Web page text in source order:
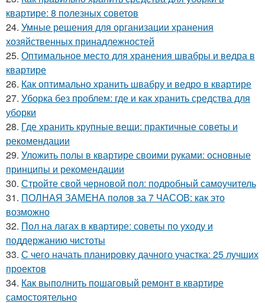
квартире: 8 полезных советов
24. Умные решения для организации хранения
хозяйственных принадлежностей
25. Оптимальное место для хранения швабры и ведра в
квартире
26. Как оптимально хранить швабру и ведро в квартире
27. Уборка без проблем: где и как хранить средства для
уборки
28. Где хранить крупные вещи: практичные советы и
рекомендации
29. Уложить полы в квартире своими руками: основные
принципы и рекомендации
30. Стройте свой черновой пол: подробный самоучитель
31. ПОЛНАЯ ЗАМЕНА полов за 7 ЧАСОВ: как это
возможно
32. Пол на лагах в квартире: советы по уходу и
поддержанию чистоты
33. С чего начать планировку дачного участка: 25 лучших
проектов
34. Как выполнить пошаговый ремонт в квартире
самостоятельно